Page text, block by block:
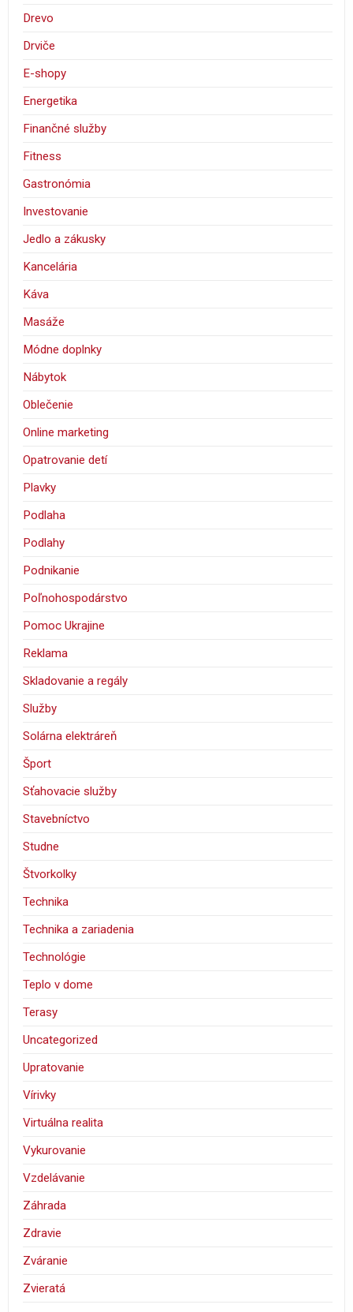
Drevo
Drviče
E-shopy
Energetika
Finančné služby
Fitness
Gastronómia
Investovanie
Jedlo a zákusky
Kancelária
Káva
Masáže
Módne doplnky
Nábytok
Oblečenie
Online marketing
Opatrovanie detí
Plavky
Podlaha
Podlahy
Podnikanie
Poľnohospodárstvo
Pomoc Ukrajine
Reklama
Skladovanie a regály
Služby
Solárna elektráreň
Šport
Sťahovacie služby
Stavebníctvo
Studne
Štvorkolky
Technika
Technika a zariadenia
Technológie
Teplo v dome
Terasy
Uncategorized
Upratovanie
Vírivky
Virtuálna realita
Vykurovanie
Vzdelávanie
Záhrada
Zdravie
Zváranie
Zvieratá